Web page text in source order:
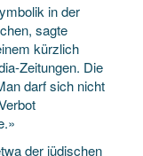
in der
sagte
kürzlich
Zeitungen. Die
darf sich nicht
der jüdischen